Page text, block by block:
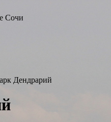
Сочи
Дендрарий